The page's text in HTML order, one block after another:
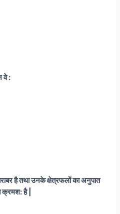
वे :
है तथा उनके क्षेत्रफलों का अनुपात
है |